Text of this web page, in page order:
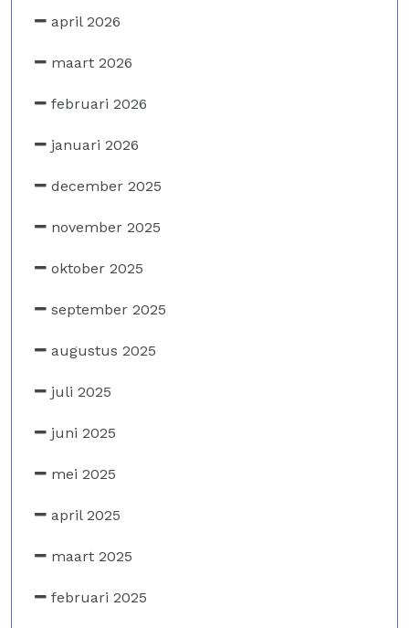
april 2026
maart 2026
februari 2026
januari 2026
december 2025
november 2025
oktober 2025
september 2025
augustus 2025
juli 2025
juni 2025
mei 2025
april 2025
maart 2025
februari 2025